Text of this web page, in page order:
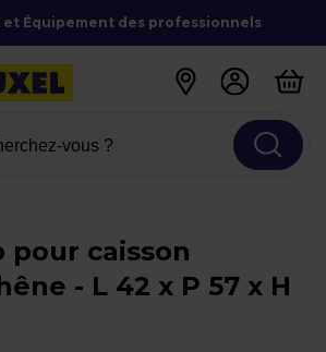
Équipement des professionnels
vous ?
pour caisson
- L 42 x P 57 x H